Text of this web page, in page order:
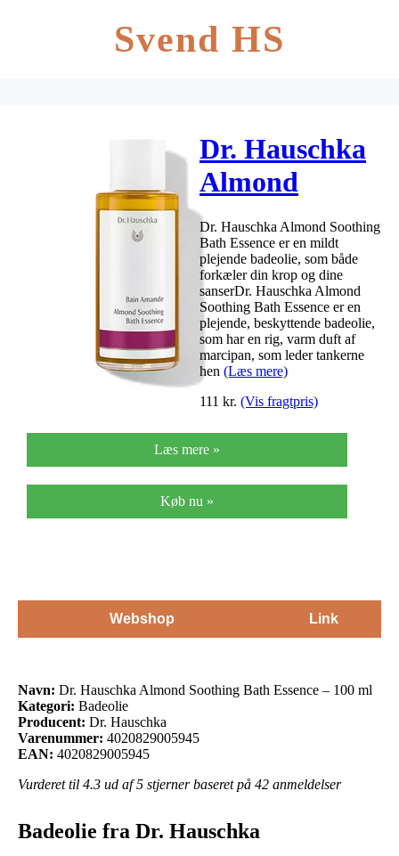
Svend HS
Dr. Hauschka
Almond
Soothing Bath
Essence – 100
ml
Dr. Hauschka Almond Soothing
Bath Essence er en mildt
plejende badeolie, som både
forkæler din krop og dine
sanserDr. Hauschka Almond
Soothing Bath Essence er en
plejende, beskyttende badeolie,
som har en rig, varm duft af
marcipan, som leder tankerne
hen (Læs mere)
111 kr. (Vis fragtpris)
Læs mere »
Køb nu »
Webshop Link
Navn: Dr. Hauschka Almond Soothing Bath Essence – 100 ml
Kategori: Badeolie
Producent: Dr. Hauschka
Varenummer: 4020829005945
EAN: 4020829005945
Vurderet til 4.3 ud af 5 stjerner baseret på 42 anmeldelser
Badeolie fra Dr. Hauschka